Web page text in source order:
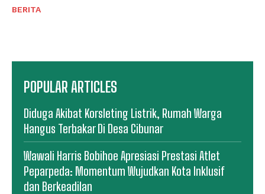
BERITA
POPULAR ARTICLES
Diduga Akibat Korsleting Listrik, Rumah Warga
Hangus Terbakar Di Desa Cibunar
Wawali Harris Bobihoe Apresiasi Prestasi Atlet
Peparpeda: Momentum Wujudkan Kota Inklusif
dan Berkeadilan